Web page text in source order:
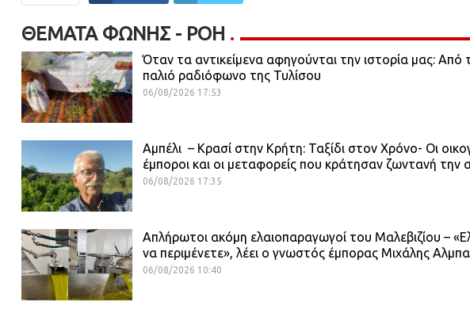
ΘΈΜΑΤΑ ΦΩΝΉΣ - ΡΟΗ
Όταν τα αντικείμενα αφηγούνται την ιστορία μας:
παλιό ραδιόφωνο της Τυλίσου
06/08/2026 17:53
Αμπέλι – Κρασί στην Κρήτη: Ταξίδι στον Χρόνο- Οι
έμποροι και οι μεταφορείς που κράτησαν ζωντανή
06/08/2026 17:35
Απλήρωτοι ακόμη ελαιοπαραγωγοί του Μαλεβιζίου –
να περιμένετε», λέει ο γνωστός έμπορας Μιχάλης
06/08/2026 10:40